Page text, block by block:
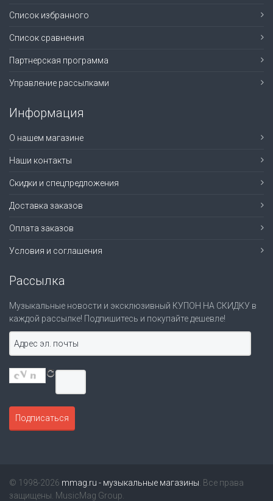
Список избранного
Список сравнения
Партнерская программа
Управление рассылками
Информация
О нашем магазине
Наши контакты
Скидки и спецпредложения
Доставка заказов
Оплата заказов
Условия и соглашения
Рассылка
Музыкальные новости и эксклюзивный КУПОН НА СКИДКУ в
каждой рассылке! Подпишитесь и покупайте дешевле!
© 1998-2026 mmag.ru - музыкальные магазины . Все права
защищены. MusicMag Group.